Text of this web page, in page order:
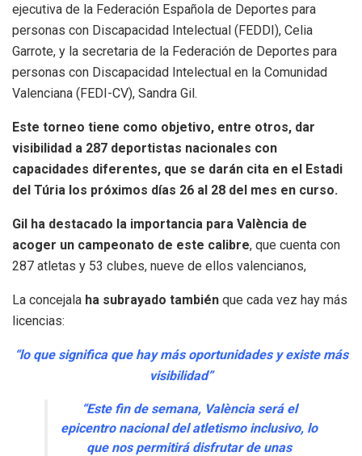
ejecutiva de la Federación Española de Deportes para
personas con Discapacidad Intelectual (FEDDI), Celia
Garrote, y la secretaria de la Federación de Deportes para
personas con Discapacidad Intelectual en la Comunidad
Valenciana (FEDI-CV), Sandra Gil.
Este torneo tiene como objetivo, entre otros, dar
visibilidad a 287 deportistas nacionales con
capacidades diferentes, que se darán cita en el Estadi
del Túria los próximos días 26 al 28 del mes en curso.
Gil ha destacado la importancia para València de
acoger un campeonato de este calibre, que cuenta con
287 atletas y 53 clubes, nueve de ellos valencianos,
La concejala ha subrayado también que cada vez hay más
licencias:
“lo que significa que hay más oportunidades y existe más
visibilidad”
“Este fin de semana, València será el
epicentro nacional del atletismo inclusivo, lo
que nos permitirá disfrutar de unas